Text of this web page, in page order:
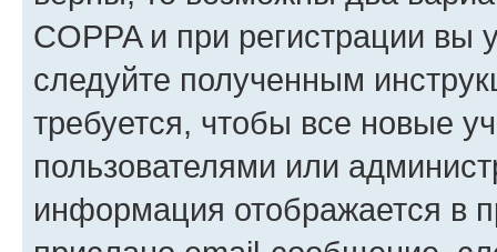
COPPA и при регистрации вы
следуйте полученным
требуется, чтобы все новые
пользователями или
информация отображается в